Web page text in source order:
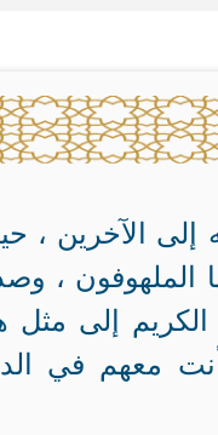
الآخرين ،
،
إلى مثل
معهم في